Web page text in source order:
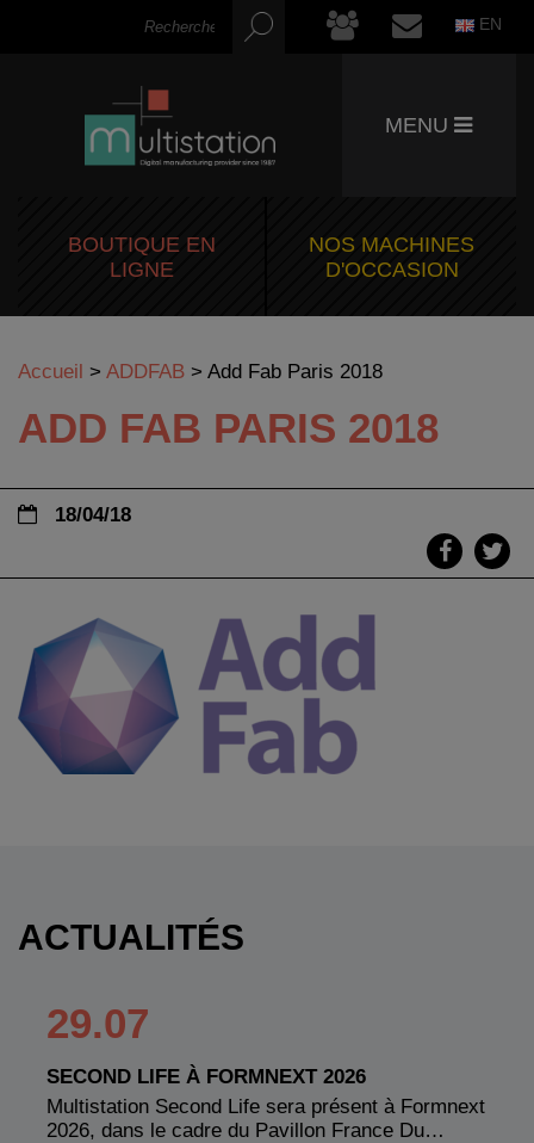
EN
MENU
BOUTIQUE EN
LIGNE
NOS MACHINES
D'OCCASION
Accueil > ADDFAB > Add Fab Paris 2018
ADD FAB PARIS 2018
18/04/18
ACTUALITÉS
29.07
SECOND LIFE À FORMNEXT 2026
Multistation Second Life sera présent à Formnext
2026, dans le cadre du Pavillon France Du…